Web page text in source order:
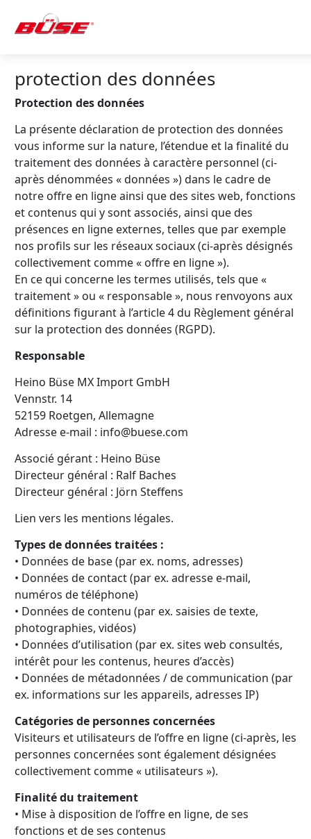
protection des données
Protection des données
La présente déclaration de protection des données
vous informe sur la nature, l’étendue et la finalité du
traitement des données à caractère personnel (ci-
après dénommées « données ») dans le cadre de
notre offre en ligne ainsi que des sites web, fonctions
et contenus qui y sont associés, ainsi que des
présences en ligne externes, telles que par exemple
nos profils sur les réseaux sociaux (ci-après désignés
collectivement comme « offre en ligne »).
En ce qui concerne les termes utilisés, tels que «
traitement » ou « responsable », nous renvoyons aux
définitions figurant à l’article 4 du Règlement général
sur la protection des données (RGPD).
Responsable
Heino Büse MX Import GmbH
Vennstr. 14
52159 Roetgen, Allemagne
Adresse e-mail : info@buese.com
Associé gérant : Heino Büse
Directeur général : Ralf Baches
Directeur général : Jörn Steffens
Lien vers les mentions légales.
Types de données traitées :
• Données de base (par ex. noms, adresses)
• Données de contact (par ex. adresse e-mail,
numéros de téléphone)
• Données de contenu (par ex. saisies de texte,
photographies, vidéos)
• Données d’utilisation (par ex. sites web consultés,
intérêt pour les contenus, heures d’accès)
• Données de métadonnées / de communication (par
ex. informations sur les appareils, adresses IP)
Catégories de personnes concernées
Visiteurs et utilisateurs de l’offre en ligne (ci-après, les
personnes concernées sont également désignées
collectivement comme « utilisateurs »).
Finalité du traitement
• Mise à disposition de l’offre en ligne, de ses
fonctions et de ses contenus